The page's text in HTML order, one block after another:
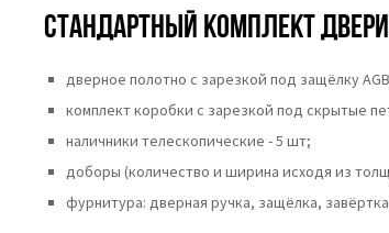
Стандартный комплект
дверное полотно с зарезкой под защёлку
комплект коробки с зарезкой под скрытые
наличники телескопические - 5 шт;
доборы (количество и ширина исходя из
фурнитура: дверная ручка, защёлка,